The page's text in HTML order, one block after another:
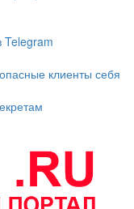
Telegram
клиенты себя